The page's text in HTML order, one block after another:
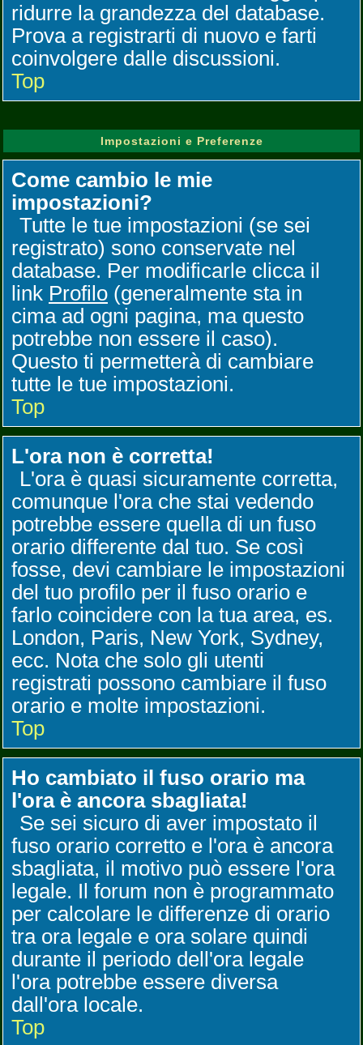
ridurre la grandezza del database.
Prova a registrarti di nuovo e farti
coinvolgere dalle discussioni.
Top
Impostazioni e Preferenze
Come cambio le mie
impostazioni?
Tutte le tue impostazioni (se sei
registrato) sono conservate nel
database. Per modificarle clicca il
link Profilo (generalmente sta in
cima ad ogni pagina, ma questo
potrebbe non essere il caso).
Questo ti permetterà di cambiare
tutte le tue impostazioni.
Top
L'ora non è corretta!
L'ora è quasi sicuramente corretta,
comunque l'ora che stai vedendo
potrebbe essere quella di un fuso
orario differente dal tuo. Se così
fosse, devi cambiare le impostazioni
del tuo profilo per il fuso orario e
farlo coincidere con la tua area, es.
London, Paris, New York, Sydney,
ecc. Nota che solo gli utenti
registrati possono cambiare il fuso
orario e molte impostazioni.
Top
Ho cambiato il fuso orario ma
l'ora è ancora sbagliata!
Se sei sicuro di aver impostato il
fuso orario corretto e l'ora è ancora
sbagliata, il motivo può essere l'ora
legale. Il forum non è programmato
per calcolare le differenze di orario
tra ora legale e ora solare quindi
durante il periodo dell'ora legale
l'ora potrebbe essere diversa
dall'ora locale.
Top